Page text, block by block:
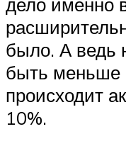
было. А ведь
быть меньше
происходит
10%.